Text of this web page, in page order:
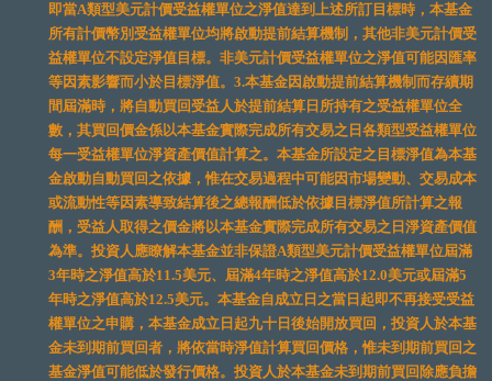
即當A類型美元計價受益權單位之淨值達到上述所訂目標時，本基金
所有計價幣別受益權單位均將啟動提前結算機制，其他非美元計價受
益權單位不設定淨值目標。非美元計價受益權單位之淨值可能因匯率
等因素影響而小於目標淨值。3.本基金因啟動提前結算機制而存續期
間屆滿時，將自動買回受益人於提前結算日所持有之受益權單位全
數，其買回價金係以本基金實際完成所有交易之日各類型受益權單位
每一受益權單位淨資產價值計算之。本基金所設定之目標淨值為本基
金啟動自動買回之依據，惟在交易過程中可能因市場變動、交易成本
或流動性等因素導致結算後之總報酬低於依據目標淨值所計算之報
酬，受益人取得之價金將以本基金實際完成所有交易之日淨資產價值
為準。投資人應瞭解本基金並非保證A類型美元計價受益權單位屆滿
3年時之淨值高於11.5美元、屆滿4年時之淨值高於12.0美元或屆滿5
年時之淨值高於12.5美元。本基金自成立日之當日起即不再接受受益
權單位之申購，本基金成立日起九十日後始開放買回，投資人於本基
金未到期前買回者，將依當時淨值計算買回價格，惟未到期前買回之
基金淨值可能低於發行價格。投資人於本基金未到期前買回除應負擔